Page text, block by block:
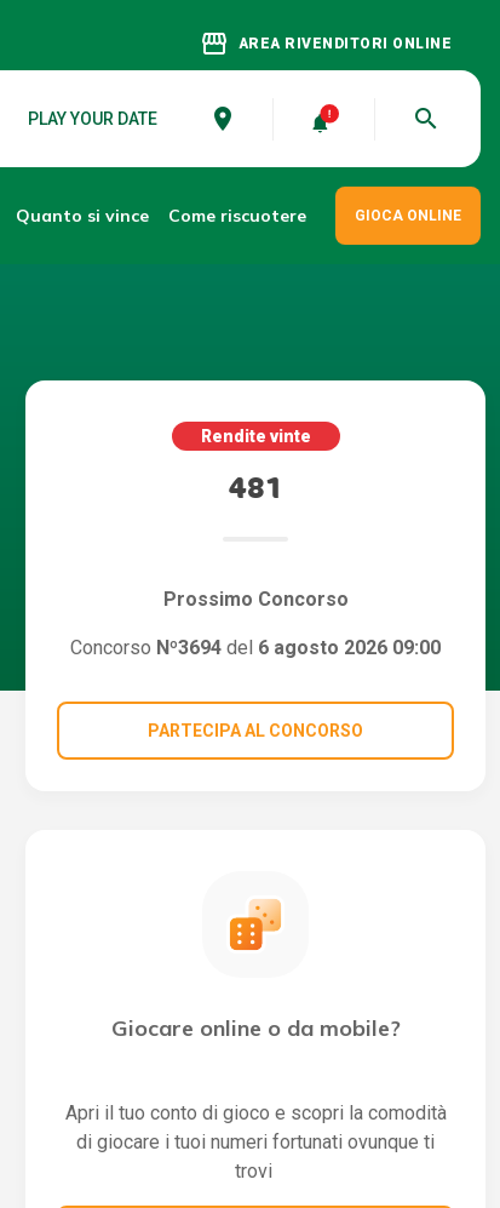
storefront AREA RIVENDITORI ONLINE
PLAY YOUR DATE place search
Quanto si vince Come riscuotere GIOCA ONLINE
Rendite vinte
481
Prossimo Concorso
Concorso Nº3694 del 6 agosto 2026 09:00
PARTECIPA AL CONCORSO
Giocare online o da mobile?
Apri il tuo conto di gioco e scopri la comodità
di giocare i tuoi numeri fortunati ovunque ti
trovi